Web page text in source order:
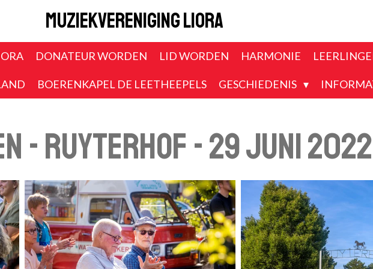
Muziekvereniging Liora
DONATEUR WORDEN LID WORDEN HARMONIE
BOERENKAPEL DE LEETHEEPELS GESCHIEDENIS
- Ruyterhof - 29 juni 2022